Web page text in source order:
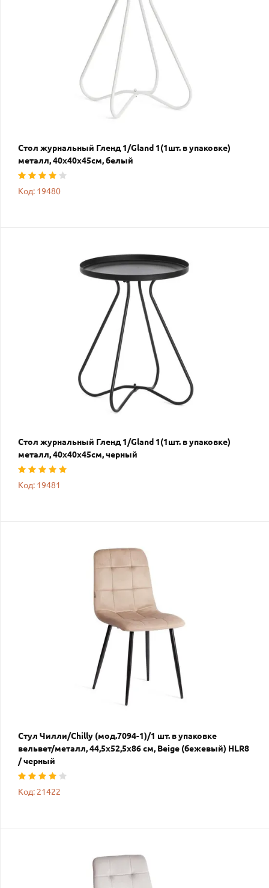
Стол журнальный Гленд 1/Gland 1(1шт. в упаковке)
металл, 40х40х45см, белый
Код: 19480
Стол журнальный Гленд 1/Gland 1(1шт. в упаковке)
металл, 40х40х45см, черный
Код: 19481
Стул Чилли/Chilly (мод.7094-1)/1 шт. в упаковке
вельвет/металл, 44,5х52,5х86 см, Beige (бежевый) HLR8
/ черный
Код: 21422